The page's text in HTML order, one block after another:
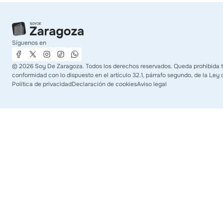
Síguenos en
©2026 Soy De Zaragoza. Todos los derechos reservados. Queda
conformidad con lo dispuesto en el artículo 32.1, párrafo segundo, de la Ley
Política de privacidadDeclaración de cookiesAviso legal